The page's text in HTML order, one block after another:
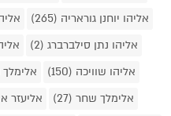
אליהו יוחנן גוראריה (265)
אליהו נתן סילברברג (2)
אליהו שוויכה (150)
אלימלך
אלימלך שחר (27)
אליעזר